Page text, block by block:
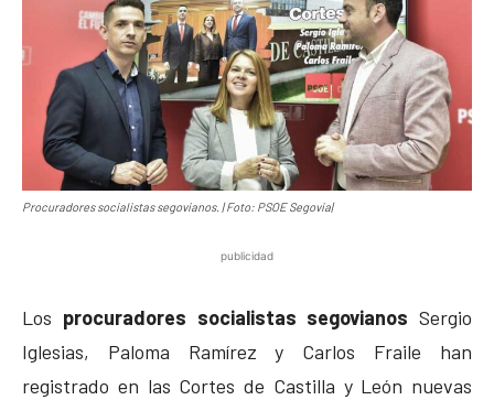
Procuradores socialistas segovianos. | Foto: PSOE Segovia|
publicidad
Los procuradores socialistas segovianos Sergio
Iglesias, Paloma Ramírez y Carlos Fraile han
registrado en las Cortes de Castilla y León nuevas